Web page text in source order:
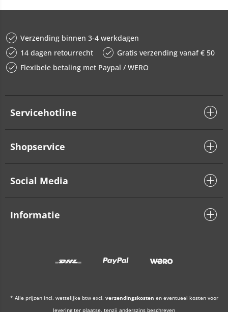
Verzending binnen 3-4 werkdagen
14 dagen retourrecht
Gratis verzending vanaf € 50
Flexibele betaling met Paypal / WERO
Servicehotline
Shopservice
Social Media
Informatie
* Alle prijzen incl. wettelijke btw excl. verzendingskosten en eventueel kosten voor
levering ter plaatse, tenzij anderszins beschreven